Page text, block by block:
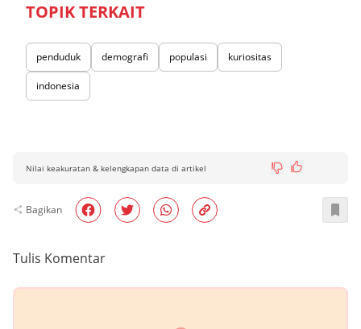
TOPIK TERKAIT
penduduk demografi populasi kuriositas
indonesia
Nilai keakuratan & kelengkapan data di artikel
Bagikan
Tulis Komentar